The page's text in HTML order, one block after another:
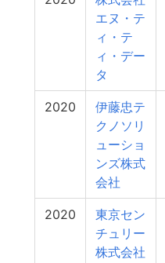
エヌ・テ
ィ・テ
ィ・デー
タ
2020
伊藤忠テ
クノソリ
ューショ
ンズ株式
会社
2020
東京セン
チュリー
株式会社